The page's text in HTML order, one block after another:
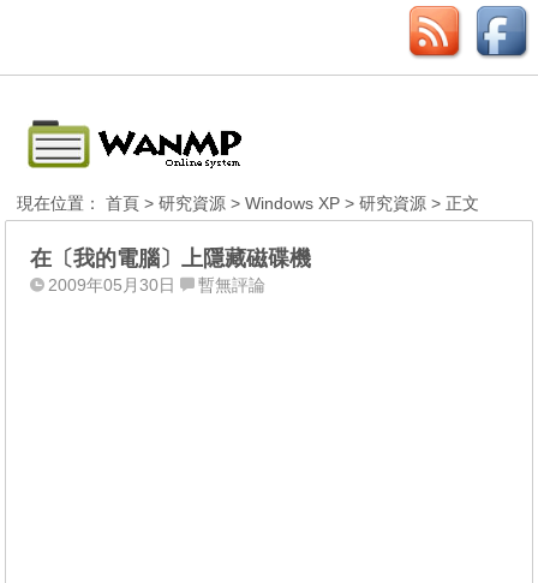
現在位置：首頁 >研究資源 >Windows XP >研究資源 > 正文
在〔我的電腦〕上隱藏磁碟機
2009年05月30日 暫無評論